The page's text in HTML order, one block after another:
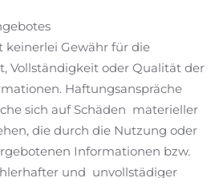
Gewähr für die
Vollständigkeit oder Qualität der
Haftungsanspräche
sich auf Schäden materieller
die durch die Nutzung oder
Informationen bzw.
und unvollstädiger